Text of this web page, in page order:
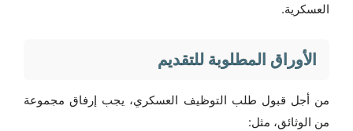
العسكرية.
الأوراق المطلوبة للتقديم
من أجل قبول طلب التوظيف العسكري، يجب إرفاق مجموعة
من الوثائق، مثل: